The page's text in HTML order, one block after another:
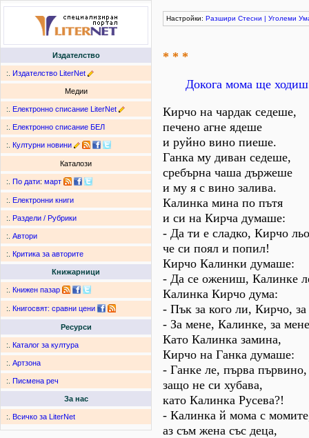
Издателство
:. Издателство LiterNet
Медии
:. Електронно списание LiterNet
:. Електронно списание БЕЛ
:. Културни новини
Каталози
:. По дати: март
:. Електронни книги
:. Раздели / Рубрики
:. Автори
:. Критика за авторите
Книжарници
:. Книжен пазар
:. Книгосвят: сравни цени
Ресурси
:. Каталог за култура
:. Артзона
:. Писмена реч
За нас
:. Всичко за LiterNet
Настройки: Разшири Стесни | Уголеми
* * *
Докога мома ще
Кирчо на чардак седеше,
печено агне ядеше
и руйно вино пиеше.
Ганка му диван седеше,
сребърна чаша държеше
и му я с вино залива.
Калинка мина по пътя
и си на Кирча думаше:
- Да ти е сладко, Кирчо
че си поял и попил!
Кирчо Калинки думаше:
- Да се ожениш, Калинке
Калинка Кирчо дума:
- Пък за кого ли, Кирчо, за
- За мене, Калинке, за
Като Калинка замина,
Кирчо на Ганка думаше:
- Ганке ле, първа първино,
защо не си хубава,
като Калинка Русева?!
- Калинка й мома с
аз съм жена със деца,